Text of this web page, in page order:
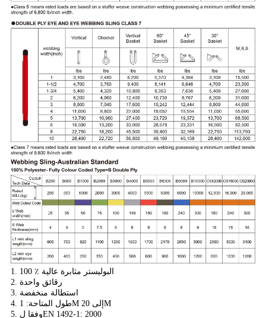
1. 100 ٪ البوليستر مثابرة عالية
2. رقائق واحدة
3. استطالة منخفضة
4. طول المتاحة: 1M إلى 20M
5. وفقا لEN 1492-1: 2000